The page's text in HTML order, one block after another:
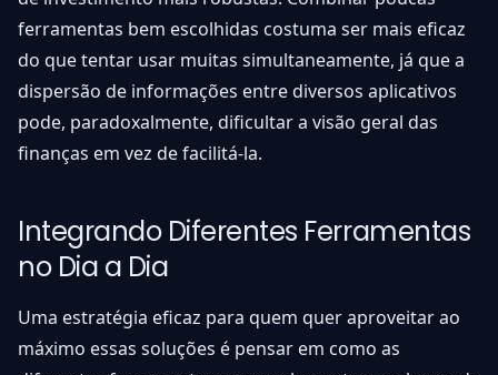
ferramentas bem escolhidas costuma ser mais eficaz
do que tentar usar muitas simultaneamente, já que a
dispersão de informações entre diversos aplicativos
pode, paradoxalmente, dificultar a visão geral das
finanças em vez de facilitá-la.
Integrando Diferentes Ferramentas
no Dia a Dia
Uma estratégia eficaz para quem quer aproveitar ao
máximo essas soluções é pensar em como as